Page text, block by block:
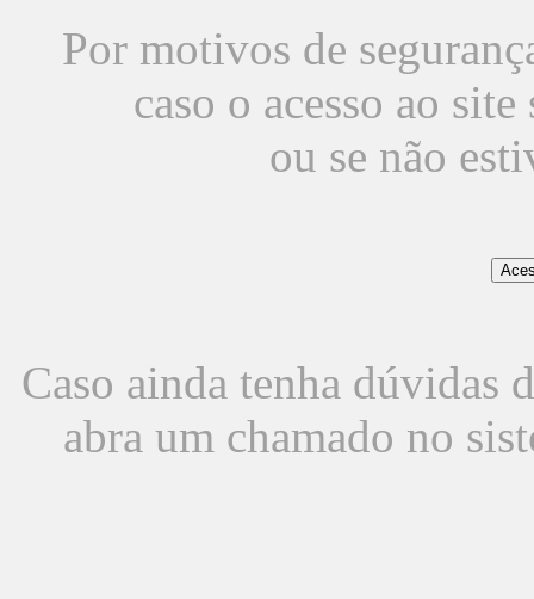
Por motivos de
caso o acesso ao
ou se não
Caso ainda tenha dúvidas
abra um chamado no